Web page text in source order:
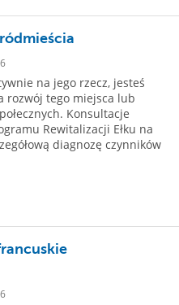
na jego rzecz, jesteś
rozwój tego miejsca lub
Konsultacje
Rewitalizacji Ełku na
diagnozę czynników